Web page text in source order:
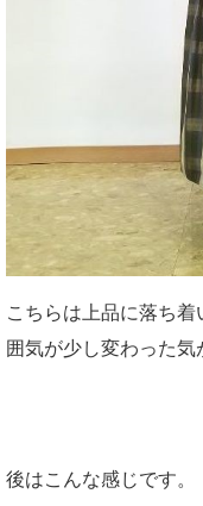
こちらは上品に落ち
囲気が少し変わった気
後はこんな感じです。